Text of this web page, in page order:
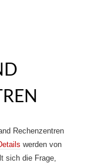
Rechenzentren
werden von
sich die Frage,